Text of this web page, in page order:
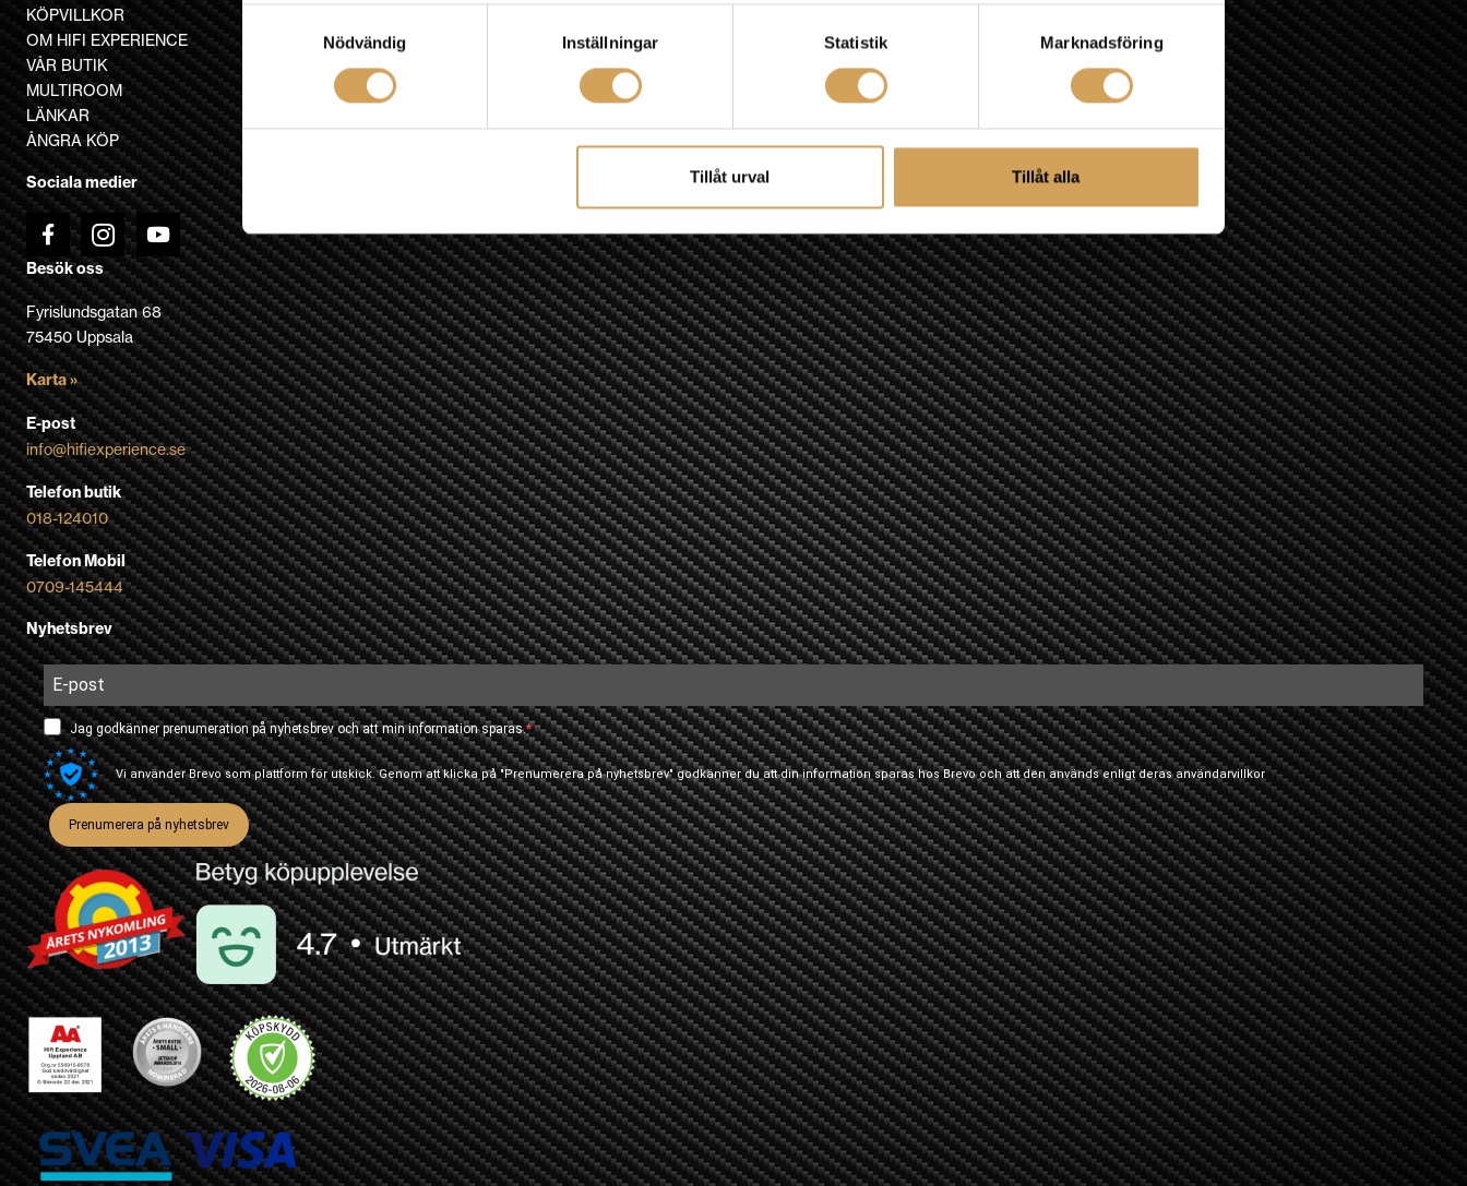
Nödvändig
Inställningar Statistik Marknadsföring
Tillåt urval Tillåt alla
alternativen
KÖPVILLKOR
OM HIFI EXPERIENCE
VÅR BUTIK
MULTIROOM
LÄNKAR
ÅNGRA KÖP
Sociala medier
Besök oss
Fyrislundsgatan 68
75450 Uppsala
Karta »
E-post
info@hifiexperience.se
Telefon butik
018-124010
Telefon Mobil
0709-145444
Nyhetsbrev
Jag godkänner prenumeration på nyhetsbrev och att min information sparas.
Vi använder Brevo som plattform för utskick. Genom att klicka på "Prenumerera på nyhetsbrev" godkänner du att din information sparas hos Brevo och att den används enligt deras användarvillkor
Prenumerera på nyhetsbrev